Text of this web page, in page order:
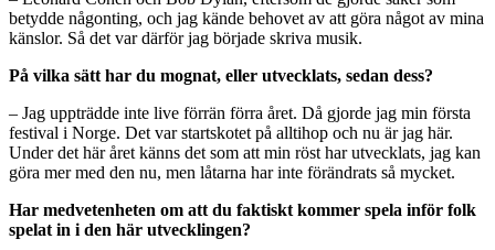
betydde någonting, och jag kände behovet av att göra något av mina
känslor. Så det var därför jag började skriva musik.
På vilka sätt har du mognat, eller utvecklats, sedan dess?
– Jag uppträdde inte live förrän förra året. Då gjorde jag min första
festival i Norge. Det var startskotet på alltihop och nu är jag här.
Under det här året känns det som att min röst har utvecklats, jag kan
göra mer med den nu, men låtarna har inte förändrats så mycket.
Har medvetenheten om att du faktiskt kommer spela inför folk
spelat in i den här utvecklingen?